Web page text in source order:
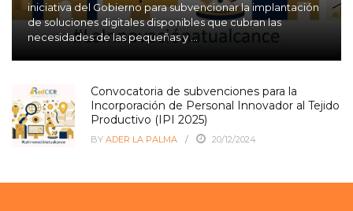
iniciativa del Gobierno para subvencionar la implantación
de soluciones digitales disponibles que cubran las
necesidades de las pequeñas y ...
Convocatoria de subvenciones para la
Incorporación de Personal Innovador al Tejido
Productivo (IPI 2025)
BY ADER LA PALMA 20/12/2024